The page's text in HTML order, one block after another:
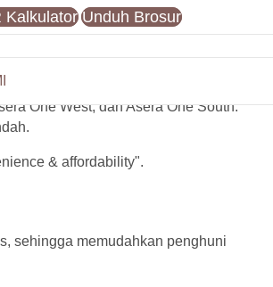
Kalkulator Unduh Brosur
One West, dan Asera One South.
& affordability".
sehingga memudahkan penghuni